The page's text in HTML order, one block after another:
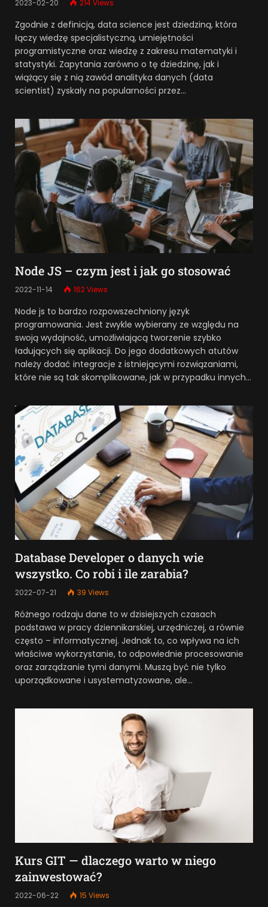
2023-02-20 214Views
Zgodnie z definicją, data science jest dziedziną, która
łączy wiedzę specjalistyczną, umiejętności
programistyczne oraz wiedzę z zakresu matematyki i
statystyki. Zapytania zarówno o tę dziedzinę, jak i
wiążący się z nią zawód analityka danych (data
scientist) zyskały na popularności przez…
Node JS – czym jest i jak go stosować
2022-11-14 162Views
Node js to bardzo rozpowszechniony język
programowania. Jest zwykle wybierany ze względu na
swoją wydajność, umożliwiającą tworzenie szybko
ładujących się aplikacji. Do jego dodatkowych atutów
należy dodać integracje z istniejącymi rozwiązaniami,
które nie są tak skomplikowane, jak w przypadku innych…
Database Developer o danych wie
wszystko. Co robi i ile zarabia?
2022-07-21 39 Views
Różnego rodzaju dane to w dzisiejszych czasach
podstawa w pracy dziennikarskiej, urzędniczej, a równie
często – informatycznej. Jednak to, co wpływa na ich
właściwe wykorzystanie, to odpowiednie procesowanie
oraz zarządzanie tymi danymi. Muszą być nie tylko
uporządkowane i usystematyzowane, ale…
Kurs GIT — dlaczego warto w niego
zainwestować?
2022-06-22 15 Views